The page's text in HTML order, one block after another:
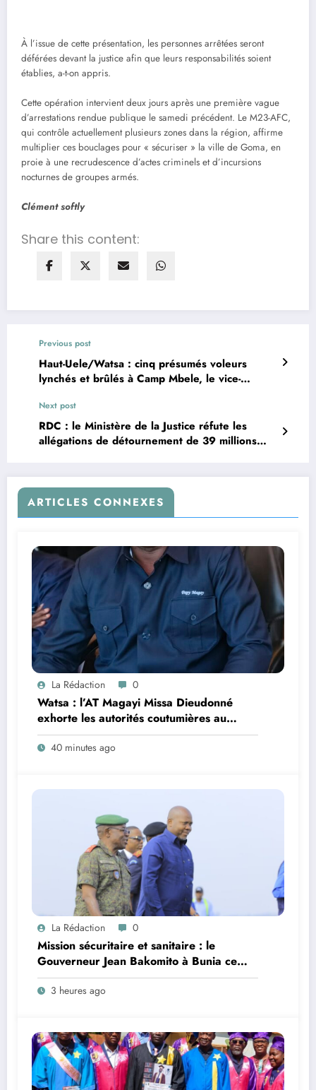
À l’issue de cette présentation, les personnes arrêtées seront
déférées devant la justice afin que leurs responsabilités soient
établies, a-t-on appris.
Cette opération intervient deux jours après une première vague
d’arrestations rendue publique le samedi précédent. Le M23-AFC,
qui contrôle actuellement plusieurs zones dans la région, affirme
multiplier ces bouclages pour « sécuriser » la ville de Goma, en
proie à une recrudescence d’actes criminels et d’incursions
nocturnes de groupes armés.
Clément softly
Share this content:
Previous post
Haut-Uele/Watsa : cinq présumés voleurs
lynchés et brûlés à Camp Mbele, le vice-
«ignoble»
Next post
RDC : le Ministère de la Justice réfute les
allégations de détournement de 39 millions
ARTICLES CONNEXES
La Rédaction 0
Watsa : l’AT Magayi Missa Dieudonné
exhorte les autorités coutumières au
recensement et à l’identification de la
population en vue de renforcer la
40 minutes ago
La Rédaction 0
Mission sécuritaire et sanitaire : le
Gouverneur Jean Bakomito à Bunia ce
vendredi
3 heures ago